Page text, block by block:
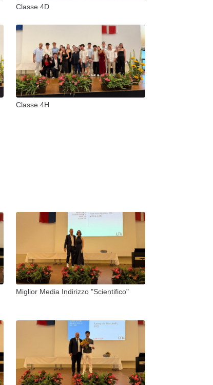
Classe 4D
Classe 4H
Miglior Media Indirizzo "Scientifico"